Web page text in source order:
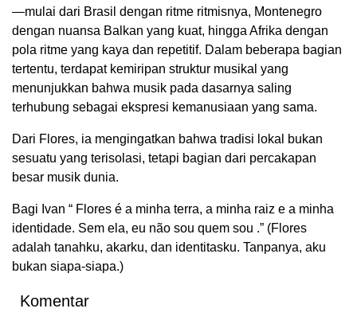
—mulai dari Brasil dengan ritme ritmisnya, Montenegro
dengan nuansa Balkan yang kuat, hingga Afrika dengan
pola ritme yang kaya dan repetitif. Dalam beberapa bagian
tertentu, terdapat kemiripan struktur musikal yang
menunjukkan bahwa musik pada dasarnya saling
terhubung sebagai ekspresi kemanusiaan yang sama.
Dari Flores, ia mengingatkan bahwa tradisi lokal bukan
sesuatu yang terisolasi, tetapi bagian dari percakapan
besar musik dunia.
Bagi Ivan “ Flores é a minha terra, a minha raiz e a minha
identidade. Sem ela, eu não sou quem sou .” (Flores
adalah tanahku, akarku, dan identitasku. Tanpanya, aku
bukan siapa-siapa.)
Komentar